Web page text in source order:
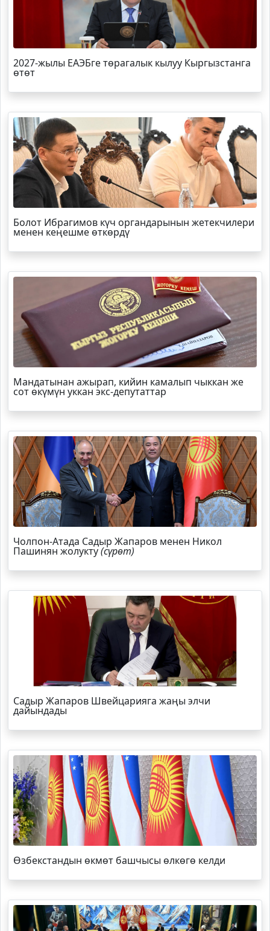
2027-жылы ЕАЭБге төрагалык кылуу Кыргызстанга
өтөт
Болот Ибрагимов күч органдарынын жетекчилери
менен кеңешме өткөрдү
Мандатынан ажырап, кийин камалып чыккан же
сот өкүмүн уккан экс-депутаттар
Чолпон-Атада Садыр Жапаров менен Никол
Пашинян жолукту(сүрөт)
Садыр Жапаров Швейцарияга жаңы элчи
дайындады
Өзбекстандын өкмөт башчысы өлкөгө келди